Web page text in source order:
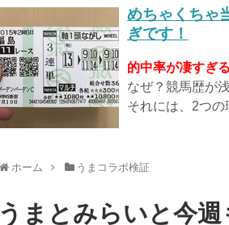
めちゃくちゃ
ぎです！
的中率が凄すぎ
なぜ？競馬歴が
それには、2つの
ホーム うまコラボ検証
うまとみらいと今